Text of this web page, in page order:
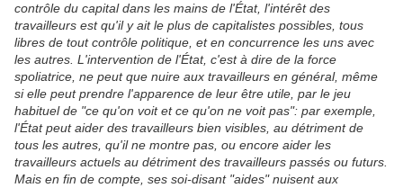
contrôle du capital dans les mains de l'État, l'intérêt des
travailleurs est qu'il y ait le plus de capitalistes possibles, tous
libres de tout contrôle politique, et en concurrence les uns avec
les autres. L'intervention de l'État, c'est à dire de la force
spoliatrice, ne peut que nuire aux travailleurs en général, même
si elle peut prendre l'apparence de leur être utile, par le jeu
habituel de "ce qu'on voit et ce qu'on ne voit pas": par exemple,
l'État peut aider des travailleurs bien visibles, au détriment de
tous les autres, qu'il ne montre pas, ou encore aider les
travailleurs actuels au détriment des travailleurs passés ou futurs.
Mais en fin de compte, ses soi-disant "aides" nuisent aux